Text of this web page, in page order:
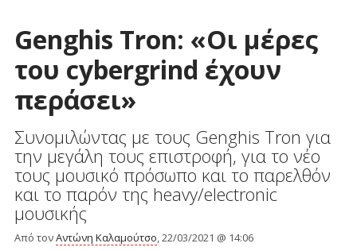
Genghis Tron: «Οι μέρες
του cybergrind έχουν
περάσει»
Συνομιλώντας με τους Genghis Tron για
την μεγάλη τους επιστροφή, για το νέο
τους μουσικό πρόσωπο και το παρελθόν
και το παρόν της heavy/electronic
μουσικής
Από τονΑντώνη Καλαμούτσο, 22/03/2021 @ 14:06